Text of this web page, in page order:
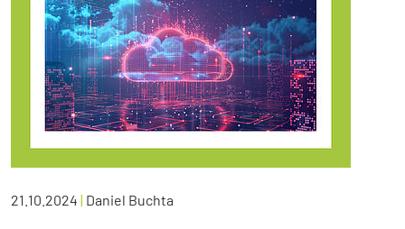
21.10.2024 | Daniel Buchta